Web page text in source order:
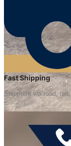
Fast Shipping
Shipment via road,